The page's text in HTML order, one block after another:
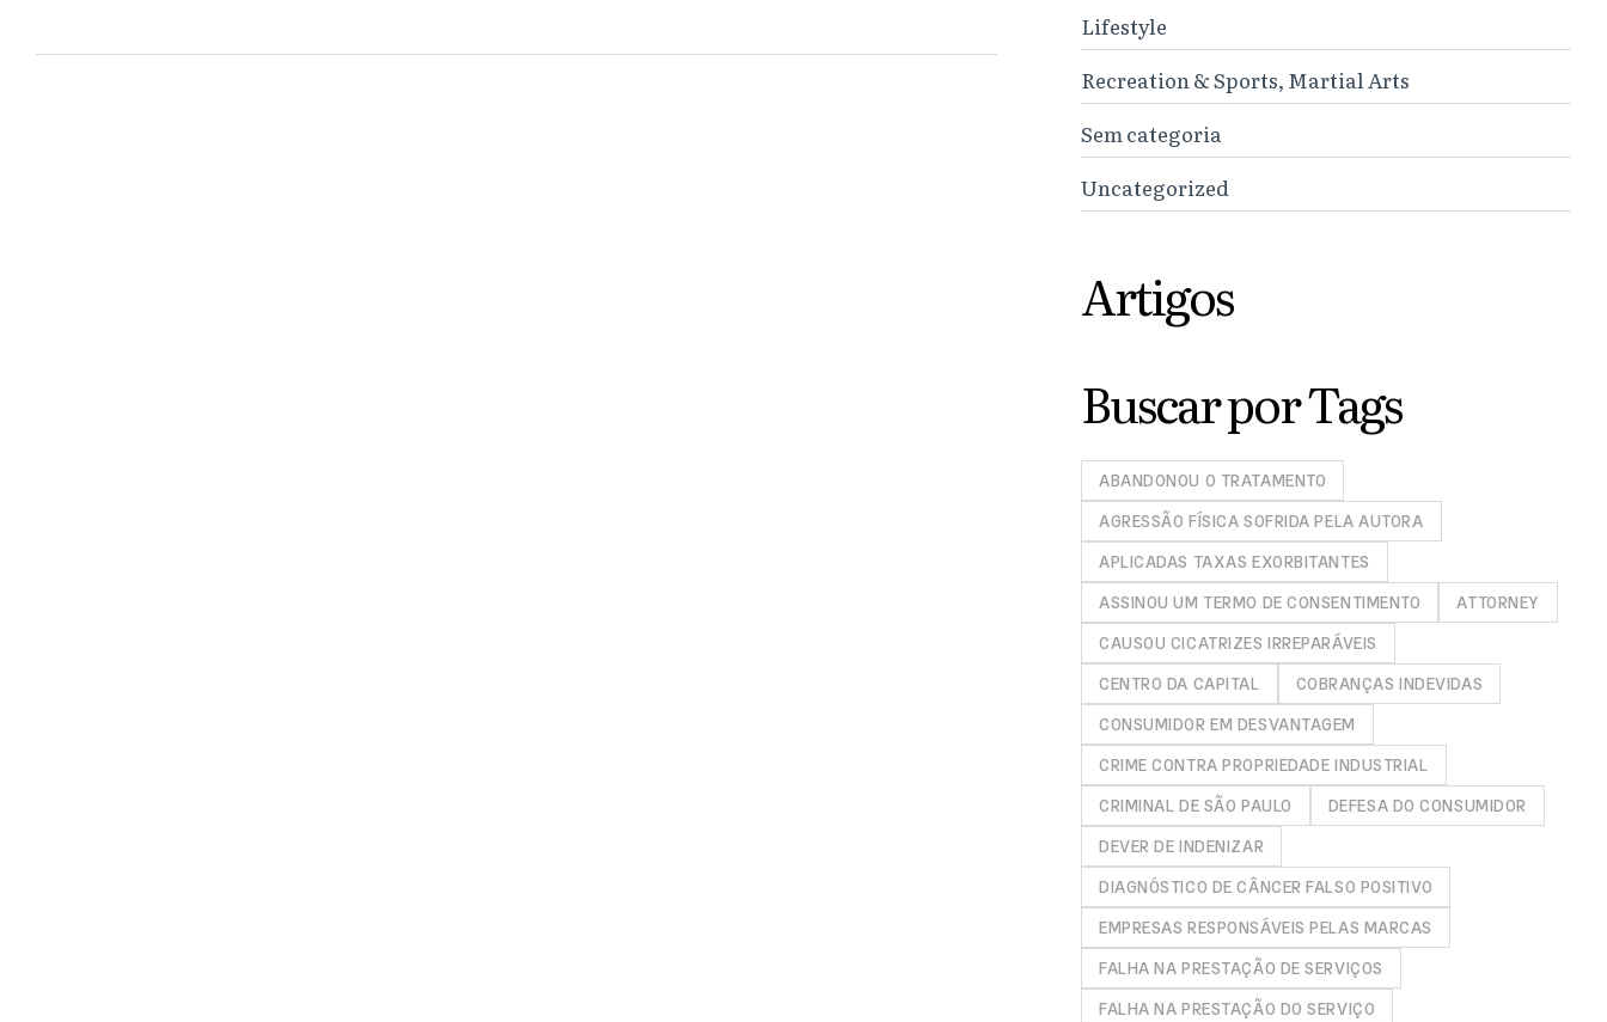
Lifestyle
Recreation & Sports, Martial Arts
Sem categoria
Uncategorized
Artigos
Buscar por Tags
ABANDONOU O TRATAMENTO
AGRESSÃO FÍSICA SOFRIDA PELA AUTORA
APLICADAS TAXAS EXORBITANTES
ASSINOU UM TERMO DE CONSENTIMENTO
ATTORNEY
CAUSOU CICATRIZES IRREPARÁVEIS
CENTRO DA CAPITAL
COBRANÇAS INDEVIDAS
CONSUMIDOR EM DESVANTAGEM
CRIME CONTRA PROPRIEDADE INDUSTRIAL
CRIMINAL DE SÃO PAULO
DEFESA DO CONSUMIDOR
DEVER DE INDENIZAR
DIAGNÓSTICO DE CÂNCER FALSO POSITIVO
EMPRESAS RESPONSÁVEIS PELAS MARCAS
FALHA NA PRESTAÇÃO DE SERVIÇOS
FALHA NA PRESTAÇÃO DO SERVIÇO